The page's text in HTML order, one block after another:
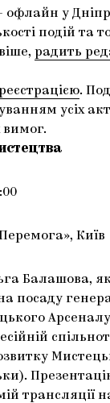
офлайн у
подій та
радить
.
усіх
вимог.
Київ
Балашова,
посаду
трансляції